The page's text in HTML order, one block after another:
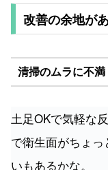
改善の余地が
清掃のムラに不満
土足OKで気軽な
で衛生面がちょ
いもあるかな。